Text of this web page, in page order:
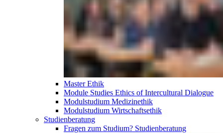
Master Ethik
Module Studies Ethics of Intercultural Dialogue
Modulstudium Medizinethik
Modulstudium Wirtschaftsethik
Studien­beratung
Fragen zum Studium? Studien­beratung